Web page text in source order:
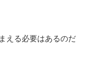
える必要はあるのだ